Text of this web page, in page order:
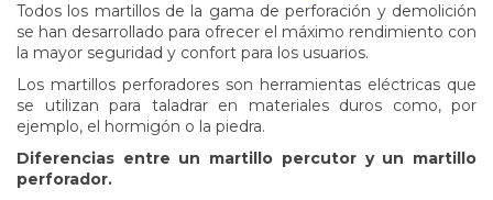
Todos los martillos de la gama de perforación y demolición
se han desarrollado para ofrecer el máximo rendimiento con
la mayor seguridad y confort para los usuarios.
Los martillos perforadores son herramientas eléctricas que
se utilizan para taladrar en materiales duros como, por
ejemplo, el hormigón o la piedra.
Diferencias entre un martillo percutor y un martillo
perforador.